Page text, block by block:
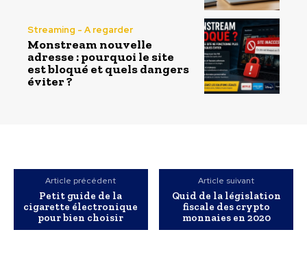
Streaming - A regarder
Monstream nouvelle
adresse : pourquoi le site
est bloqué et quels dangers
éviter ?
Article précédent
Petit guide de la
cigarette électronique
pour bien choisir
Article suivant
Quid de la législation
fiscale des crypto
monnaies en 2020